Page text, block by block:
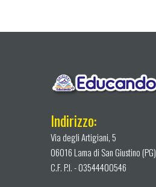
Indirizzo:
Via degli Artigiani, 5
06016 Lama di San Giustino (PG)
C.F. P.I. - 03544400546